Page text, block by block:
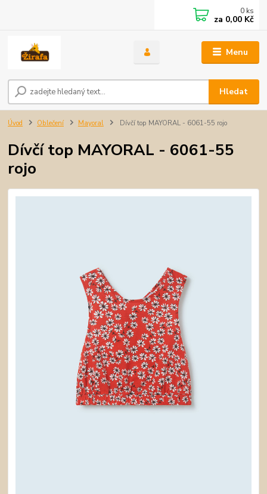
Menu
Hledat
0 ks
za 0,00 Kč
Úvod Oblečení Mayoral Dívčí top MAYORAL - 6061-55 rojo
Dívčí top MAYORAL - 6061-55
rojo